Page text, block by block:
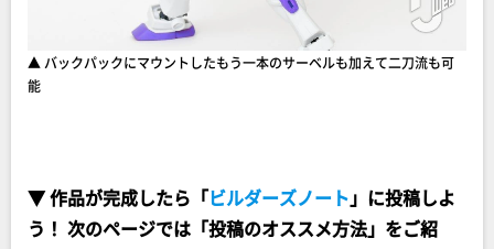
▲ バックパックにマウントしたもう一本のサーベルも加えて二刀流も可
能
▼ 作品が完成したら「ビルダーズノート」に投稿しよ
う！ 次のページでは「投稿のオススメ方法」をご紹